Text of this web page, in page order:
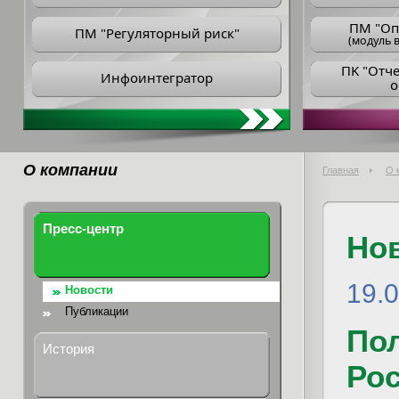
ПМ "Регуляторный риск"
Инфоинтегратор
ПM
(модуль
ПK
О компании Главная О
Пресс-центр
Новости
Публикации
История